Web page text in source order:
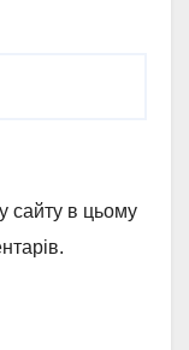
сайту в цьому